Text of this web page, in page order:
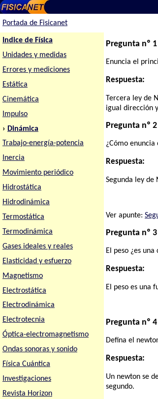
Portada de Fisicanet
Indice de Física
Unidades y medidas
Errores y mediciones
Estática
Cinemática
Impulso
› Dinámica
Trabajo-energía-potencia
Inercia
Movimiento periódico
Hidrostática
Hidrodinámica
Termostática
Termodinámica
Gases ideales y reales
Elasticidad y esfuerzo
Magnetismo
Electrostática
Electrodinámica
Electrotecnia
Óptica-electromagnetismo
Ondas sonoras y sonido
Física Cuántica
Investigaciones
Revista Horizon
Pregunta nº 1
Enuncia el
Respuesta:
Tercera ley de
igual dirección
Pregunta nº 2
¿Cómo
Respuesta:
Segunda ley de
Ver apunte:
Pregunta nº 3
El peso ¿es
Respuesta:
El peso es una
Pregunta nº 4
Defina el
Respuesta:
Un newton se
segundo.